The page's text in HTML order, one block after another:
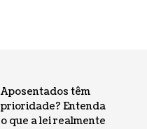
Aposentados têm
prioridade? Entenda
o que a lei realmente